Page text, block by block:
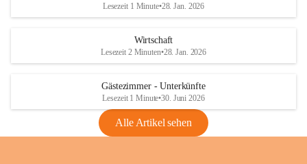
Lesezeit 1 Minute•28. Jan. 2026
Wirtschaft
Lesezeit 2 Minuten•28. Jan. 2026
Gästezimmer - Unterkünfte
Lesezeit 1 Minute•30. Juni 2026
Alle Artikel sehen